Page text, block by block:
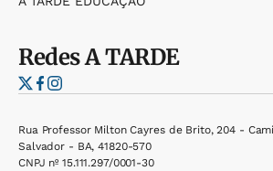
RedesA TARDE
Rua Professor Milton Cayres de Brito, 204 -
Salvador - BA, 41820-570
CNPJ nº 15.111.297/0001-30